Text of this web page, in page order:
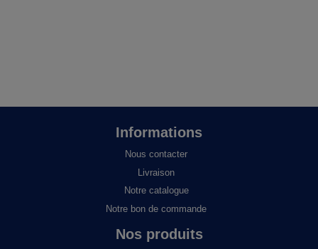
Informations
Nous contacter
Livraison
Notre catalogue
Notre bon de commande
Nos produits